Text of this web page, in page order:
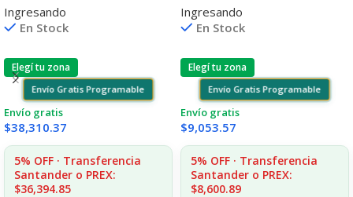
COPIAS
Ingresando
En Stock
Elegí tu zona
Envío Gratis Programable
Envío gratis
$38,310.37
5% OFF · Transferencia
Santander o PREX:
$36,394.85
1215/1515/1510/1312
Ingresando
En Stock
Elegí tu zona
Envío Gratis Programable
Envío gratis
$9,053.57
5% OFF · Transferencia
Santander o PREX:
$8,600.89